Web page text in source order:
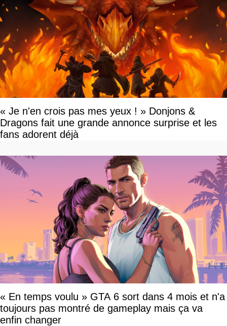
« Je n'en crois pas mes yeux ! » Donjons &
Dragons fait une grande annonce surprise et les
fans adorent déjà
« En temps voulu » GTA 6 sort dans 4 mois et n'a
toujours pas montré de gameplay mais ça va
enfin changer